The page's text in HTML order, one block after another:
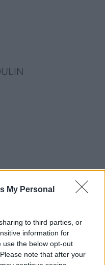
My Personal
to third parties, or
information for
use the below opt-out
note that after your